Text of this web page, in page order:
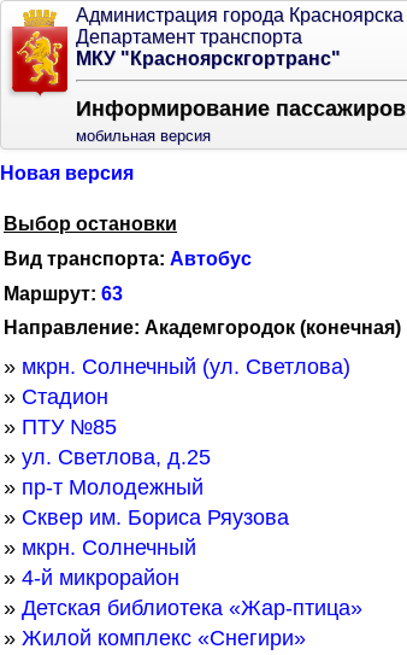
Администрация города Красноярска
Департамент транспорта
МКУ "Красноярскгортранс"
Информирование пассажиров
мобильная версия
Новая версия
Выбор остановки
Вид транспорта: Автобус
Маршрут: 63
Направление: Академгородок (конечная)
» мкрн. Солнечный (ул. Светлова)
» Стадион
» ПТУ №85
» ул. Светлова, д.25
» пр-т Молодежный
» Сквер им. Бориса Ряузова
» мкрн. Солнечный
» 4-й микрорайон
» Детская библиотека «Жар-птица»
» Жилой комплекс «Снегири»